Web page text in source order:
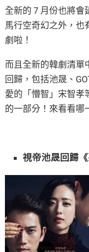
全新的 7 月份也將會
馬行空奇幻之外，也
劇啦！
而且全新的韓劇清單
回歸，包括池晟、
愛的「懵智」宋智孝
的一部分！來看看哪
視帝池晟回歸